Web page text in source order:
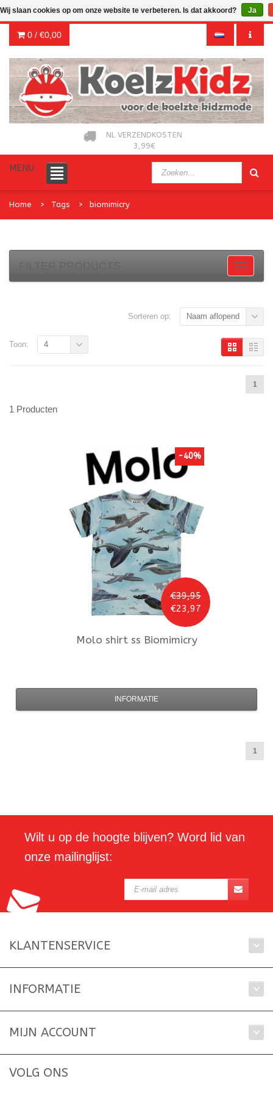
0 / €0,00
NL VERZENDKOSTEN
3,99€
MENU
Home Tags biomimicry
Sorteren op: Naam aflopend
1
Toon: 4
1 Producten
€39,95
€23,97
-40%
Molo shirt ss Biomimicry
INFORMATIE
1
Wilt u op de hoogte blijven? Word lid van
onze mailinglijst:
KLANTENSERVICE
INFORMATIE
MIJN ACCOUNT
VOLG ONS
Wij slaan cookies op om onze website te verbeteren. Is dat akkoord? Ja